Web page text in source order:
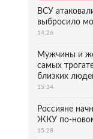
ВСУ
выбросило
14:26
Мужчины и
самых
близких
15:34
Россияне
ЖКУ по-
15:28